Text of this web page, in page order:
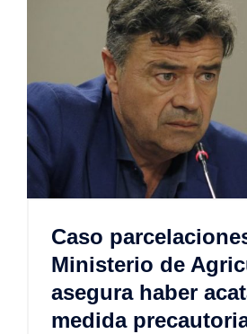
Caso
Ministerio de
asegura haber
medida